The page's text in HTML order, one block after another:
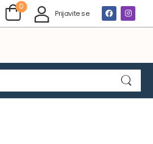
0
Prijavite se